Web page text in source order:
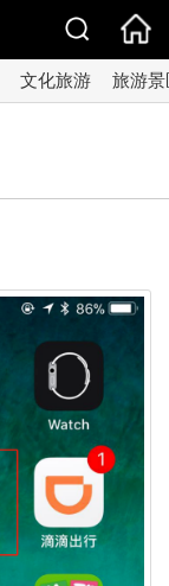
文化旅游 旅游景